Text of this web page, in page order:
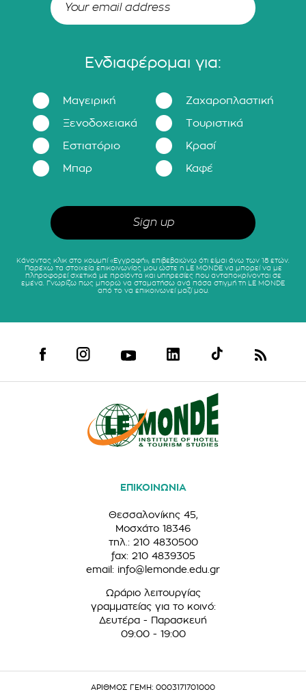
Ενδιαφέρομαι για:
Μαγειρική Ζαχαροπλαστική
Ξενοδοχειακά Τουριστικά
Εστιατόριο Κρασί
Μπαρ Καφέ
Κάνοντας κλικ στο κουμπί «Εγγραφή», επιβεβαιώνω ότι είμαι άνω των 18 ετών.
Παρέχω τα στοιχεία επικοινωνίας μου ώστε η LE MONDE να μπορεί να με
πληροφορεί σχετικά με προϊόντα και υπηρεσίες που ανταποκρίνονται σε
εμένα. Γνωρίζω πως μπορώ να σταματήσω ανά πάσα στιγμή τη LE MONDE
από το να επικοινωνεί μαζί μου.
ΕΠΙΚΟΙΝΩΝΙΑ
Θεσσαλονίκης 45,
Μοσχάτο 18346
τηλ.: 210 4830500
fax: 210 4839305
email: info@lemonde.edu.gr
Ωράριο λειτουργίας
γραμματείας για το κοινό:
Δευτέρα - Παρασκευή
09:00 - 19:00
ΑΡΙΘΜΟΣ ΓΕΜΗ: 0003171701000